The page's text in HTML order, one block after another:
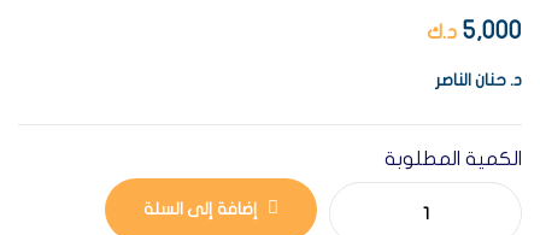
5,000 د.ك
د. حنان الناصر
الكمية المطلوبة
إضافة إلى السلة